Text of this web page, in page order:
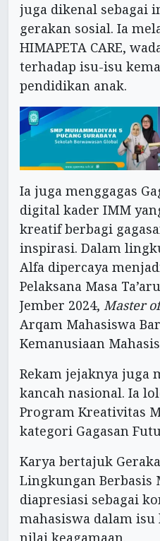
juga dikenal sebagai
gerakan sosial. Ia
HIMAPETA CARE,
terhadap isu-isu
pendidikan anak.
Ia juga menggagas
digital kader IMM
kreatif berbagi
inspirasi. Dalam
Alfa dipercaya
Pelaksana Masa
Jember 2024, Master
Arqam Mahasiswa
Kemanusiaan
Rekam jejaknya juga
kancah nasional. Ia
Program Kreativitas
kategori Gagasan
Karya bertajuk
Lingkungan Berbasis
diapresiasi sebagai
mahasiswa dalam
nilai keagamaan.